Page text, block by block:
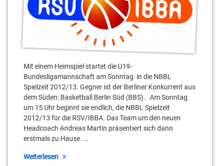
Mit einem Heimspiel startet die U19-
Bundesligamannschaft am Sonntag in die NBBL
Spielzeit 2012/13. Gegner ist der Berliner Konkurrent aus
dem Süden: Basketball Berlin Süd (BBS). Am Sonntag
um 15 Uhr beginnt sie endlich, die NBBL Spielzeit
2012/13 für die RSV/IBBA. Das Team um den neuen
Headcoach Andreas Martin präsentiert sich dann
erstmals zu Hause. …
Weiterlesen
Neubauer
Bernhardt
Steinberg
Christopher
Schreiber
Craven
Domimik